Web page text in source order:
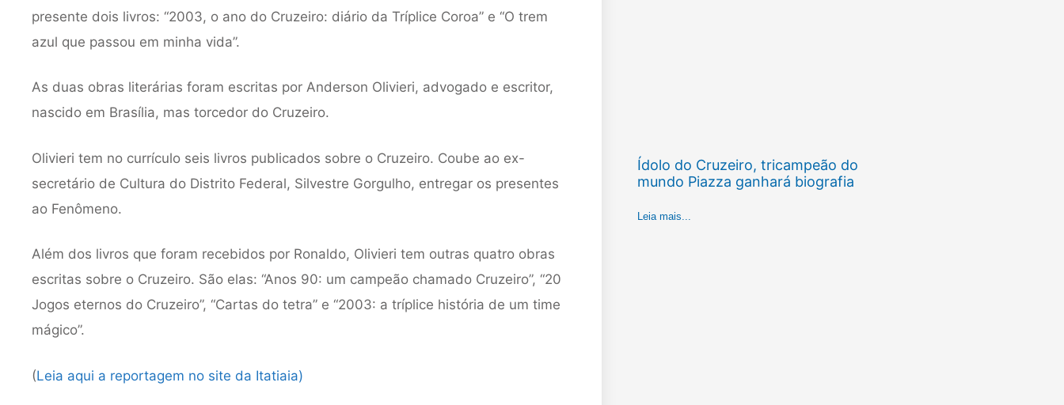
presente dois livros: “2003, o ano do Cruzeiro: diário da Tríplice Coroa” e “O trem
azul que passou em minha vida”.
As duas obras literárias foram escritas por Anderson Olivieri, advogado e escritor,
nascido em Brasília, mas torcedor do Cruzeiro.
Olivieri tem no currículo seis livros publicados sobre o Cruzeiro. Coube ao ex-
secretário de Cultura do Distrito Federal, Silvestre Gorgulho, entregar os presentes
ao Fenômeno.
Além dos livros que foram recebidos por Ronaldo, Olivieri tem outras quatro obras
escritas sobre o Cruzeiro. São elas: “Anos 90: um campeão chamado Cruzeiro”, “20
Jogos eternos do Cruzeiro”, “Cartas do tetra” e “2003: a tríplice história de um time
mágico”.
(Leia aqui a reportagem no site da Itatiaia)
Ídolo do Cruzeiro, tricampeão do
mundo Piazza ganhará biografia
Leia mais...